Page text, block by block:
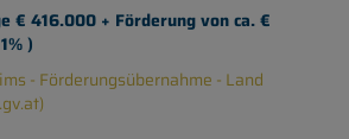
€ 416.000 + Förderung von ca. €
)
- Förderungsübernahme - Land